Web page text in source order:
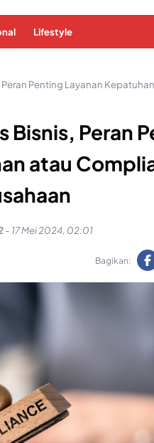
Lifestyle
Penting Layanan
Bisnis, Peran
atau
- 17 Mei 2024, 02:01
Bagikan: